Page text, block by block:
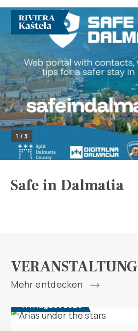
Erforsche
Destination
Safe in Dalmatia
de
1 / 3
Safe in Dalmatia
Mehr entdecken
17. August 2026